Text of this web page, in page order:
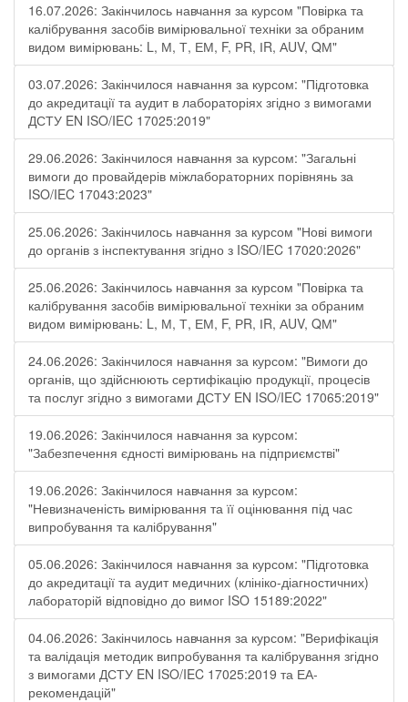
16.07.2026: Закінчилось навчання за курсом "Повірка та
калібрування засобів вимірювальної техніки за обраним
видом вимірювань: L, М, Т, ЕМ, F, РR, ІR, АUV, QМ"
03.07.2026: Закінчилося навчання за курсом: "Підготовка
до акредитації та аудит в лабораторіях згідно з вимогами
ДСТУ EN ISO/IEC 17025:2019"
29.06.2026: Закінчилося навчання за курсом: "Загальні
вимоги до провайдерів міжлабораторних порівнянь за
ISO/IEC 17043:2023"
25.06.2026: Закінчилось навчання за курсом "Нові вимоги
до органів з інспектування згідно з ISO/IEC 17020:2026"
25.06.2026: Закінчилось навчання за курсом "Повірка та
калібрування засобів вимірювальної техніки за обраним
видом вимірювань: L, М, Т, ЕМ, F, РR, ІR, АUV, QМ"
24.06.2026: Закінчилося навчання за курсом: "Вимоги до
органів, що здійснюють сертифікацію продукції, процесів
та послуг згідно з вимогами ДСТУ EN ISO/IEC 17065:2019"
19.06.2026: Закінчилося навчання за курсом:
"Забезпечення єдності вимірювань на підприємстві"
19.06.2026: Закінчилося навчання за курсом:
"Невизначеність вимірювання та її оцінювання під час
випробування та калібрування"
05.06.2026: Закінчилося навчання за курсом: "Підготовка
до акредитації та аудит медичних (клініко-діагностичних)
лабораторій відповідно до вимог ISO 15189:2022"
04.06.2026: Закінчилось навчання за курсом: "Верифікація
та валідація методик випробування та калібрування згідно
з вимогами ДСТУ EN ISO/IEC 17025:2019 та ЕА-
рекомендацій"